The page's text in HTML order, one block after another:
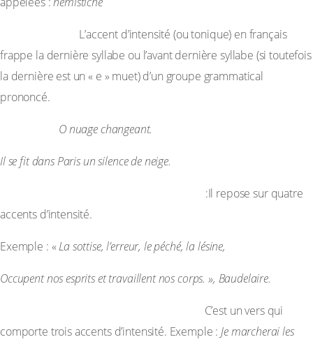
L’accent d’intensité (ou tonique) en français
frappe la dernière syllabe ou l’avant dernière syllabe (si toutefois
la dernière est un « e » muet) d’un groupe grammatical
prononcé.
O nuage changeant.
Il se fit dans Paris un silence de neige.
:Il repose sur quatre
accents d’intensité.
Exemple : « La sottise, l’erreur, le péché, la lésine,
Occupent nos esprits et travaillent nos corps. », Baudelaire.
C’est un vers qui
comporte trois accents d’intensité. Exemple :Je marcherai les